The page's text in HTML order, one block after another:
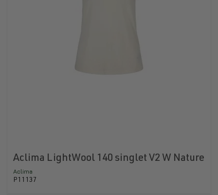
Aclima LightWool 140 singlet V2 W Nature
Aclima
P11137